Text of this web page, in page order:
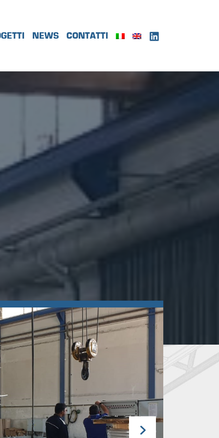
NEWS CONTATTI